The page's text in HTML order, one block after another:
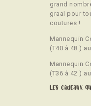
grand
graal pour
coutures !
Mannequin
(T40 à 48 )
Mannequin
(T36 à 42 )
Les cadeaux